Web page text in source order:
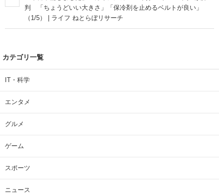
判 「ちょうどいい大きさ」「保冷剤を止めるベルトが良い」
（1/5） | ライフ ねとらぼリサーチ
カテゴリ一覧
IT・科学
エンタメ
グルメ
ゲーム
スポーツ
ニュース